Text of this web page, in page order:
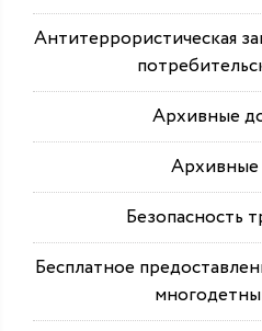
Антитеррористическая
Архивные
Безопасность
Бесплатное